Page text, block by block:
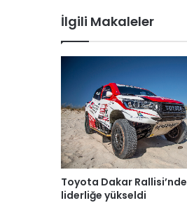
İlgili Makaleler
Toyota Dakar Rallisi’nde
liderliğe yükseldi